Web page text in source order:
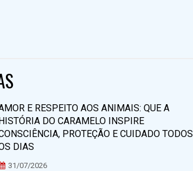
E RESPEITO AOS ANIMAIS: QUE A
DO CARAMELO INSPIRE
PROTEÇÃO E CUIDADO TODOS
DIAS
31/07/2026